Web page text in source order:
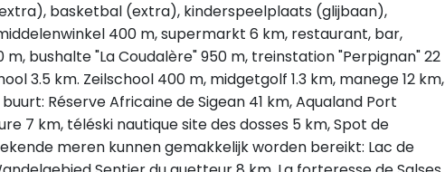
basketbal (extra), kinderspeelplaats (glijbaan),
400 m, supermarkt 6 km, restaurant, bar,
bushalte "La Coudalère" 950 m, treinstation "Perpignan" 22
3.5 km. Zeilschool 400 m, midgetgolf 1.3 km, manege 12 km,
Réserve Africaine de Sigean 41 km, Aqualand Port
7 km, téléski nautique site des dosses 5 km, Spot de
meren kunnen gemakkelijk worden bereikt: Lac de